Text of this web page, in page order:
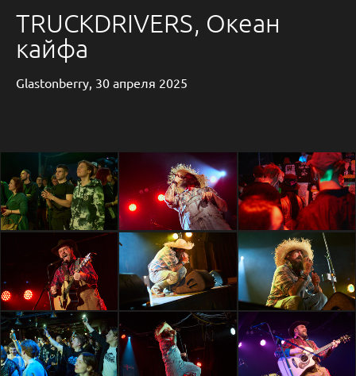
TRUCKDRIVERS, Океан
кайфа
Glastonberry, 30 апреля 2025